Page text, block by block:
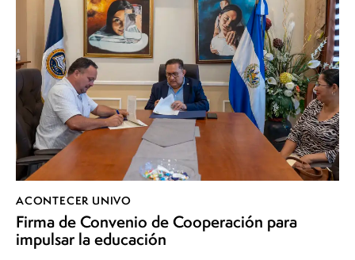
ACONTECER UNIVO
Firma de Convenio de Cooperación para
impulsar la educación